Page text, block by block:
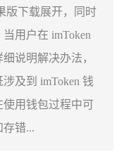
版下载展开，同时
用户在 imToken
说明解决办法，
及到 imToken 钱
用钱包过程中可
错...